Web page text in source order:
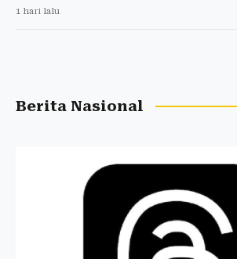
1 hari lalu
Berita Nasional